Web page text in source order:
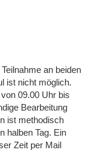
an beiden
ist nicht möglich.
09.00 Uhr bis
Bearbeitung
ist methodisch
halben Tag. Ein
Zeit per Mail